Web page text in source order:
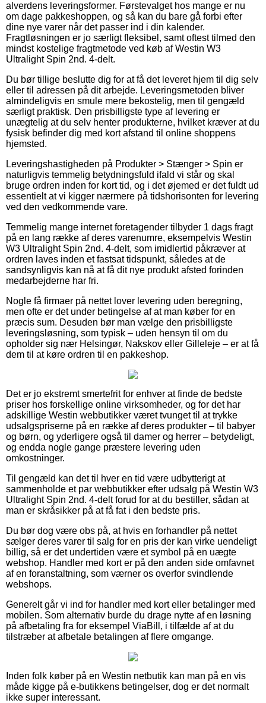
alverdens leveringsformer. Førstevalget hos mange er nu
om dage pakkeshoppen, og så kan du bare gå forbi efter
dine nye varer når det passer ind i din kalender.
Fragtløsningen er jo særligt fleksibel, samt oftest tilmed den
mindst kostelige fragtmetode ved køb af Westin W3
Ultralight Spin 2nd. 4-delt.
Du bør tillige beslutte dig for at få det leveret hjem til dig selv
eller til adressen på dit arbejde. Leveringsmetoden bliver
almindeligvis en smule mere bekostelig, men til gengæld
særligt praktisk. Den prisbilligste type af levering er
unægtelig at du selv henter produkterne, hvilket kræver at du
fysisk befinder dig med kort afstand til online shoppens
hjemsted.
Leveringshastigheden på Produkter > Stænger > Spin er
naturligvis temmelig betydningsfuld ifald vi står og skal
bruge ordren inden for kort tid, og i det øjemed er det fuldt ud
essentielt at vi kigger nærmere på tidshorisonten for levering
ved den vedkommende vare.
Temmelig mange internet foretagender tilbyder 1 dags fragt
på en lang række af deres varenumre, eksempelvis Westin
W3 Ultralight Spin 2nd. 4-delt, som imidlertid påkræver at
ordren laves inden et fastsat tidspunkt, således at de
sandsynligvis kan nå at få dit nye produkt afsted forinden
medarbejderne har fri.
Nogle få firmaer på nettet lover levering uden beregning,
men ofte er det under betingelse af at man køber for en
præcis sum. Desuden bør man vælge den prisbilligste
leveringsløsning, som typisk – uden hensyn til om du
opholder sig nær Helsingør, Nakskov eller Gilleleje – er at få
dem til at køre ordren til en pakkeshop.
Det er jo ekstremt smertefrit for enhver at finde de bedste
priser hos forskellige online virksomheder, og for det har
adskillige Westin webbutikker været tvunget til at trykke
udsalgspriserne på en række af deres produkter – til babyer
og børn, og yderligere også til damer og herrer – betydeligt,
og endda nogle gange præstere levering uden
omkostninger.
Til gengæld kan det til hver en tid være udbytterigt at
sammenholde et par webbutikker efter udsalg på Westin W3
Ultralight Spin 2nd. 4-delt forud for at du bestiller, sådan at
man er skråsikker på at få fat i den bedste pris.
Du bør dog være obs på, at hvis en forhandler på nettet
sælger deres varer til salg for en pris der kan virke uendeligt
billig, så er det undertiden være et symbol på en uægte
webshop. Handler med kort er på den anden side omfavnet
af en foranstaltning, som værner os overfor svindlende
webshops.
Generelt går vi ind for handler med kort eller betalinger med
mobilen. Som alternativ burde du drage nytte af en løsning
på afbetaling fra for eksempel ViaBill, i tilfælde af at du
tilstræber at afbetale betalingen af flere omgange.
Inden folk køber på en Westin netbutik kan man på en vis
måde kigge på e-butikkens betingelser, dog er det normalt
ikke super interessant.